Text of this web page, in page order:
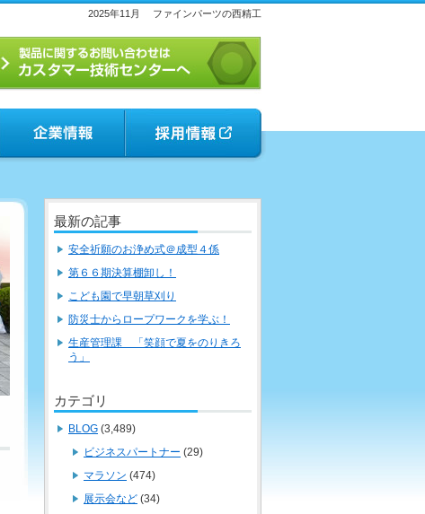
2025年11月 ファインパーツの西精工
最新の記事
安全祈願のお浄め式＠成型４係
第６６期決算棚卸し！
こども園で早朝草刈り
防災士からロープワークを学ぶ！
生産管理課 「笑顔で夏をのりきろ
う」
カテゴリ
BLOG (3,489)
ビジネスパートナー (29)
マラソン (474)
展示会など (34)